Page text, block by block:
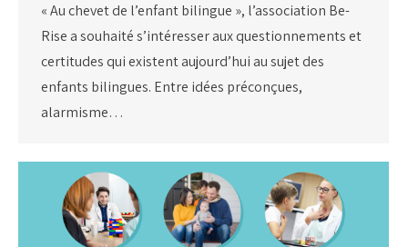
« Au chevet de l’enfant bilingue », l’association Be-
Rise a souhaité s’intéresser aux questionnements et
certitudes qui existent aujourd’hui au sujet des
enfants bilingues. Entre idées préconçues,
alarmisme…